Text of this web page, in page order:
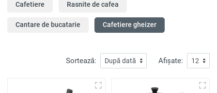
Cafetiere Rasnite de cafea
Cantare de bucatarie Cafetiere gheizer
Sortează: Afișate: